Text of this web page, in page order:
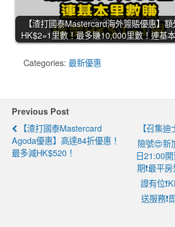
【渣打國泰Mastercard海外簽賬優惠】
HK$2=1里數！最多賺10,000里數！連基
Categories: 最新優惠
Previous Post
【渣打國泰Mastercard
Agoda優惠】高達84折優惠！
最多減HK$520！
【召集迪
險號😍新
日21:00
期❗最平
證有位
送服務❗